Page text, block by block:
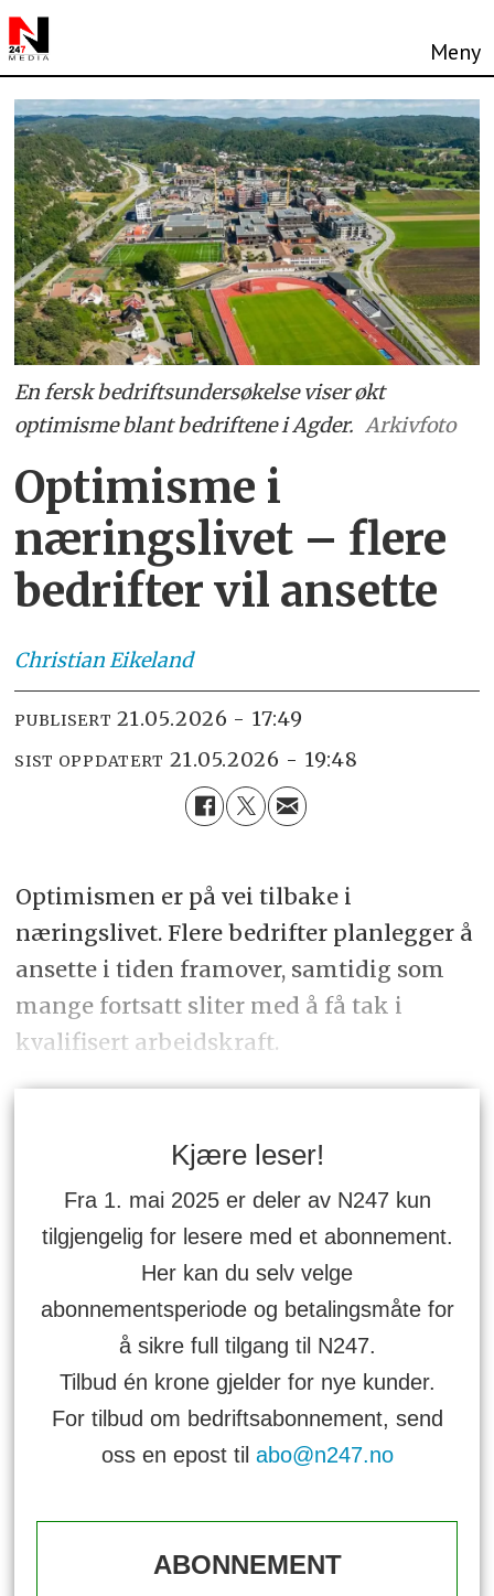
En fersk bedriftsundersøkelse viser økt
optimisme blant bedriftene i Agder. Arkivfoto
Optimisme i
næringslivet – flere
bedrifter vil ansette
ChristianEikeland
PUBLISERT 21.05.2026 - 17:49
SIST OPPDATERT 21.05.2026 - 19:48
Optimismen er på vei tilbake i
næringslivet. Flere bedrifter planlegger å
ansette i tiden framover, samtidig som
mange fortsatt sliter med å få tak i
kvalifisert arbeidskraft.
Kjære leser!
Fra 1. mai 2025 er deler av N247 kun
tilgjengelig for lesere med et abonnement.
Her kan du selv velge
abonnementsperiode og betalingsmåte for
å sikre full tilgang til N247.
Tilbud én krone gjelder for nye kunder.
For tilbud om bedriftsabonnement, send
oss en epost til abo@n247.no
ABONNEMENT